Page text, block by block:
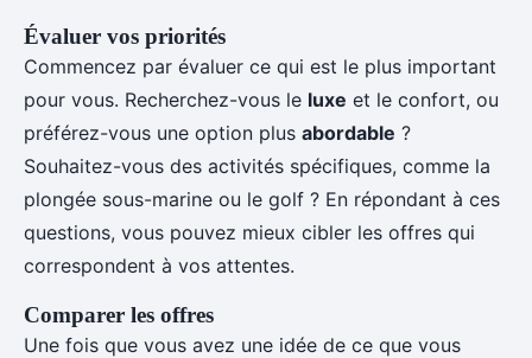
Évaluer vos priorités
Commencez par évaluer ce qui est le plus important
pour vous. Recherchez-vous le luxe et le confort, ou
préférez-vous une option plus abordable ?
Souhaitez-vous des activités spécifiques, comme la
plongée sous-marine ou le golf ? En répondant à ces
questions, vous pouvez mieux cibler les offres qui
correspondent à vos attentes.
Comparer les offres
Une fois que vous avez une idée de ce que vous